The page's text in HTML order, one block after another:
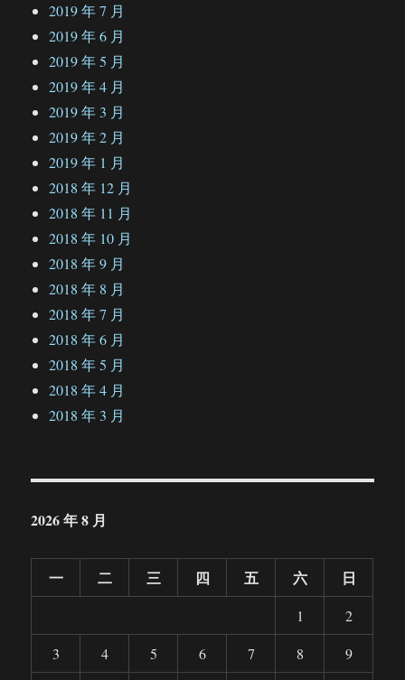
2019 年 7 月
2019 年 6 月
2019 年 5 月
2019 年 4 月
2019 年 3 月
2019 年 2 月
2019 年 1 月
2018 年 12 月
2018 年 11 月
2018 年 10 月
2018 年 9 月
2018 年 8 月
2018 年 7 月
2018 年 6 月
2018 年 5 月
2018 年 4 月
2018 年 3 月
2026 年 8 月
一 二 三 四 五 六 日
1
2
3
4 5 6 7 8
9